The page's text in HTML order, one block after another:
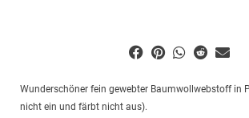
Wunderschöner fein gewebter Baumwollwebstoff in
nicht ein und färbt nicht aus).